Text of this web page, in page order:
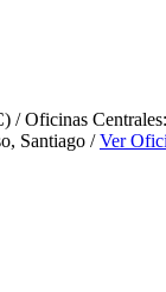
Oficinas
Santiago /Ver